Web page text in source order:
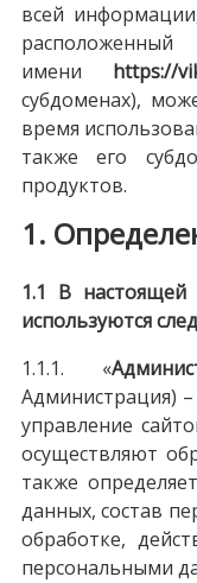
всей
имени https://
субдоменах),
время
также его
продуктов.
1.
1.1 В настоящей
используются
1.1.1. «
Администрация)
управление
осуществляют
также
данных, состав
обработке,
персональными